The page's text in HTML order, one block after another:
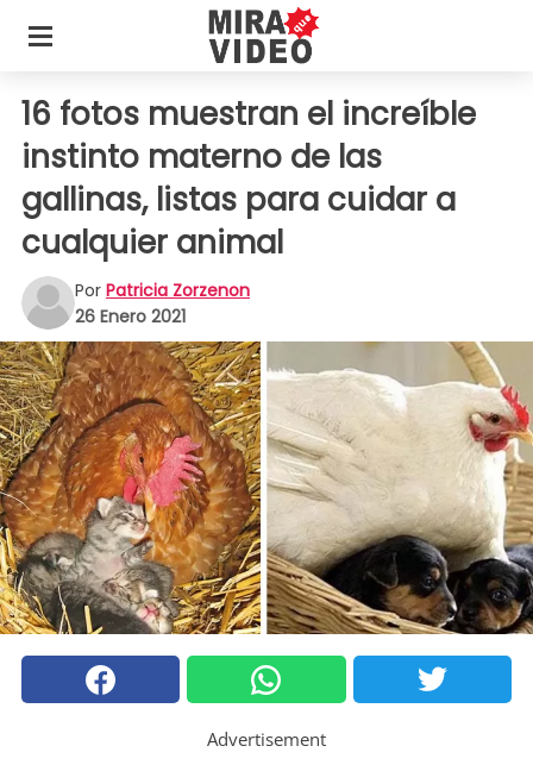
16 fotos muestran el increíble
instinto materno de las
gallinas, listas para cuidar a
cualquier animal
Por Patricia Zorzenon
26 Enero 2021
Advertisement